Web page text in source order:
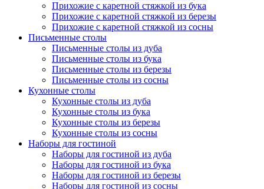
Прихожие с каретной стяжкой из бука
Прихожие с каретной стяжкой из березы
Прихожие с каретной стяжкой из сосны
Письменные столы
Письменные столы из дуба
Письменные столы из бука
Письменные столы из березы
Письменные столы из сосны
Кухонные столы
Кухонные столы из дуба
Кухонные столы из бука
Кухонные столы из березы
Кухонные столы из сосны
Наборы для гостиной
Наборы для гостиной из дуба
Наборы для гостиной из бука
Наборы для гостиной из березы
Наборы для гостиной из сосны